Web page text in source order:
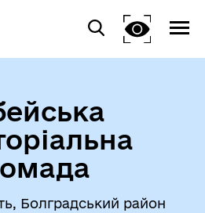
Болградський район